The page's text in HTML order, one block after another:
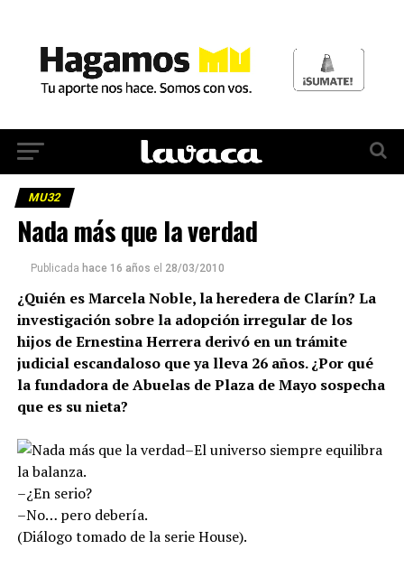
MU32
Nada más que la verdad
Publicada hace 16 años el 28/03/2010
¿Quién es Marcela Noble, la heredera de Clarín? La
investigación sobre la adopción irregular de los
hijos de Ernestina Herrera derivó en un trámite
judicial escandaloso que ya lleva 26 años. ¿Por qué
la fundadora de Abuelas de Plaza de Mayo sospecha
que es su nieta?
–El universo siempre equilibra
la balanza.
–¿En serio?
–No… pero debería.
(Diálogo tomado de la serie House).